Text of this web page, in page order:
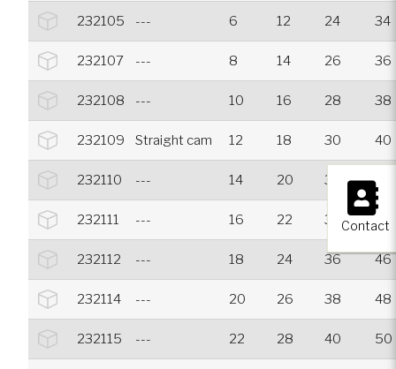
×
Contact
232105 --- 6 12 24 34
232107 --- 8 14 26 36
232108 --- 10 16 28 38
232109 Straight cam 12 18 30 40
232110 --- 14 20 32 42
232111 --- 16 22 34 44
232112 --- 18 24 36 46
232114 --- 20 26 38 48
232115 --- 22 28 40 50